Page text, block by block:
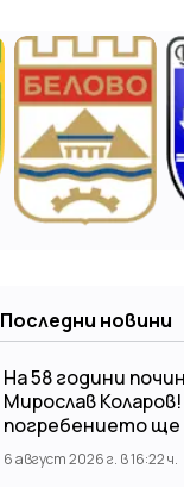
Последни новини
На 58 години
Мирослав
погребението ще
август (събота)
храм “Св. Св. Козма
6 август 2026 г. в 16:22 ч.